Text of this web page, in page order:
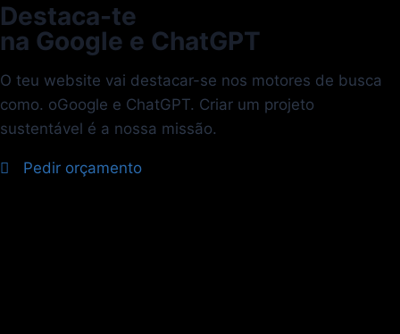
Destaca-te
na Google e ChatGPT
O teu website vai destacar-se nos motores de busca
como. oGoogle e ChatGPT. Criar um projeto
sustentável é a nossa missão.
Pedir orçamento